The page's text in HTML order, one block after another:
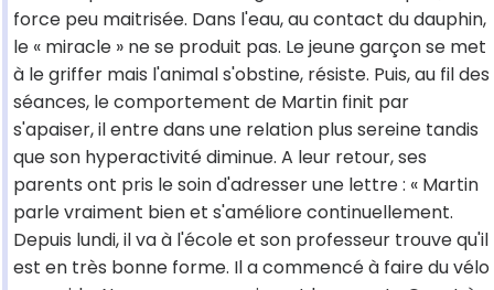
force peu maitrisée. Dans l'eau, au contact du dauphin,
le « miracle » ne se produit pas. Le jeune garçon se met
à le griffer mais l'animal s'obstine, résiste. Puis, au fil des
séances, le comportement de Martin finit par
s'apaiser, il entre dans une relation plus sereine tandis
que son hyperactivité diminue. A leur retour, ses
parents ont pris le soin d'adresser une lettre : « Martin
parle vraiment bien et s'améliore continuellement.
Depuis lundi, il va à l'école et son professeur trouve qu'il
est en très bonne forme. Il a commencé à faire du vélo